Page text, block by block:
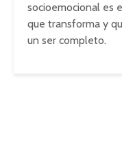
socioemocional es
que transforma y
un ser completo.